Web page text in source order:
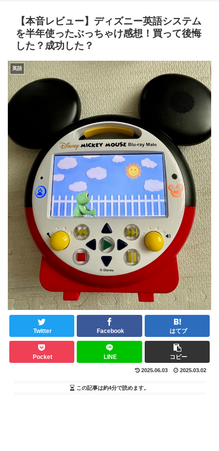
【本音レビュー】ディズニー英語システム
を半年使ったぶっちゃけ感想！買って後悔
した？成功した？
英語
Twitter Facebook はてブ
Pocket LINE コピー
2025.06.03 2025.03.02
この記事は約4分で読めます。